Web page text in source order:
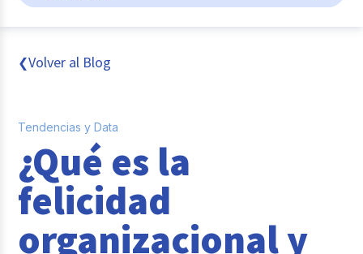
Perú
Cultura y bienestar laboral
Gestión de personas
Pago de nómina
Buk
Transformación digital
Tendencias y Data
❮Volver al Blog
Tendencias y Data
¿Qué es la
felicidad
organizacional y